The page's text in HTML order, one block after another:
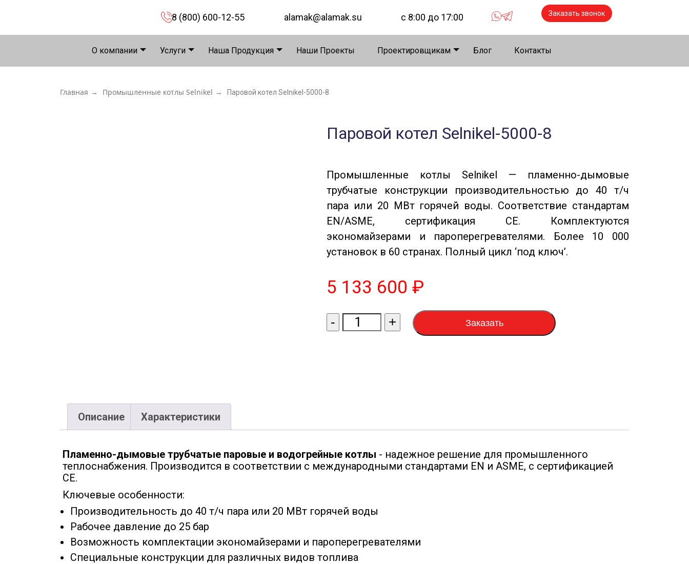
8 (800) 600-12-55 alamak@alamak.su с 8:00 до 17:00 Заказать звонок
О компании Услуги Наша Продукция Наши Проекты Проектировщикам Блог Контакты
Главная → Промышленные котлы Selnikel → Паровой котел Selnikel-5000-8
Паровой котел Selnikel-5000-8
Промышленные котлы Selnikel — пламенно-дымовые
трубчатые конструкции производительностью до 40 т/ч
пара или 20 МВт горячей воды. Соответствие стандартам
EN/ASME, сертификация CE. Комплектуются
экономайзерами и пароперегревателями. Более 10 000
установок в 60 странах. Полный цикл ‘под ключ’.
5 133 600 ₽
-
Количество
товара
+ Заказать
Описание Характеристики
Пламенно-дымовые трубчатые паровые и водогрейные котлы - надежное решение для промышленного
теплоснабжения. Производится в соответствии с международными стандартами EN и ASME, с сертификацией
CE.
Ключевые особенности:
Производительность до 40 т/ч пара или 20 МВт горячей воды
Рабочее давление до 25 бар
Возможность комплектации экономайзерами и пароперегревателями
Специальные конструкции для различных видов топлива